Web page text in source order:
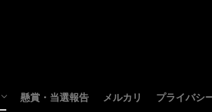
懸賞・当選報告 メルカリ プライバシ